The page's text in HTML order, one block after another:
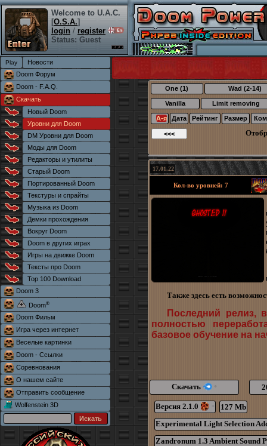
Welcome to U.A.C.
[O.S.A.]
login / register
Status: Guest
Новости
Doom Форум
Doom - F.A.Q.
Скачать
Новый Doom
Уровни для Doom
DM Уровни для Doom
Моды для Doom
Редакторы и утилиты
Старый Doom
Портированный Doom
Текстуры и спрайты
Музыка из Doom
Демки прохождения
Вокруг Doom
Doom в других играх
Игры на движке Doom
Тексты про Doom
Top 100 Download
Doom 3
Doom®
Doom Фильм
Игра через интернет
Веселые картинки
Doom - Ссылки
Соревнования
О нашем сайте
Отправить сообщение
Wolfenstein 3D
One (1) Wad (2-14)
Vanilla Limit removing
А-я Дата Рейтинг Размер
17.01.22
Кол-во уровней: 7
Также здесь есть
Последний релиз,
полностью
базовое обучение на
Скачать *
Версия 2.1.0 *
127 Mb
Experimental Light Selection
Zandronum 1.3 Ambient Sound